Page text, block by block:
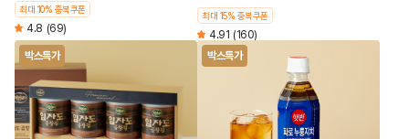
최대 10% 중복쿠폰
4.8 (69)
최대 15% 중복쿠폰
4.91 (160)
박스특가
박스특가